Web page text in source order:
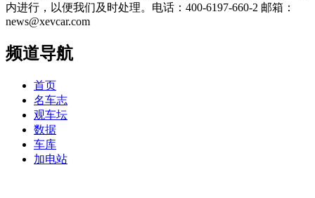
内进行，以便我们及时处理。电话：400-6197-660-2 邮箱：
news@xevcar.com
频道导航
首页
名车志
观车坛
数据
车库
加电站